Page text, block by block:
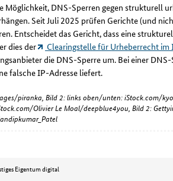
Möglichkeit, DNS-Sperren gegen strukturell
Seit Juli 2025 prüfen Gerichte (und
Entscheidet das Gericht, dass eine
dies der
Clearingstelle für Urheberrecht
die DNS-Sperre um. Bei einer
falsche IP-Adresse liefert.
piranka, Bild 2: links oben/unten: iStock.com/
Olivier Le Moal/deepblue4you, Bild 2:
Eigentum digital